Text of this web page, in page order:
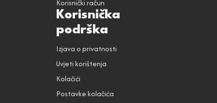
Korisnički račun
Korisnička
podrška
Izjava o privatnosti
Uvjeti korištenja
Kolačići
Postavke kolačića